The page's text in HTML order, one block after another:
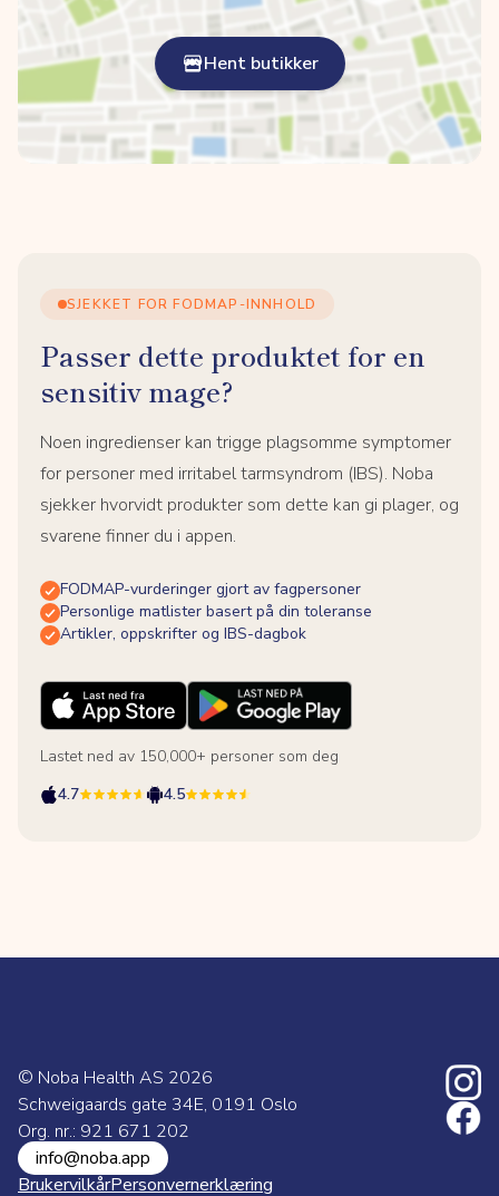
Hent butikker
SJEKKET FOR FODMAP-INNHOLD
Passer dette produktet for en
sensitiv mage?
Noen ingredienser kan trigge plagsomme symptomer
for personer med irritabel tarmsyndrom (IBS). Noba
sjekker hvorvidt produkter som dette kan gi plager, og
svarene finner du i appen.
FODMAP-vurderinger gjort av fagpersoner
Personlige matlister basert på din toleranse
Artikler, oppskrifter og IBS-dagbok
Lastet ned av 150,000+ personer som deg
4.7
4.5
© Noba Health AS 2026
Schweigaards gate 34E, 0191 Oslo
Org. nr.: 921 671 202
info@noba.app
BrukervilkårPersonvernerklæring